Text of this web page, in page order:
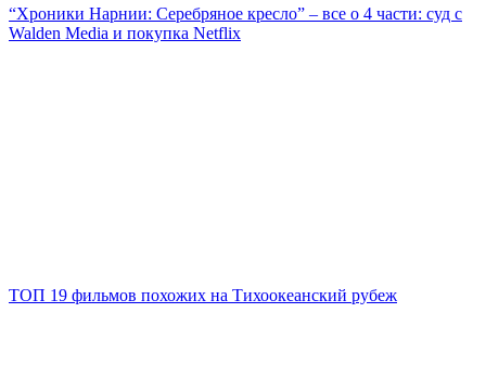
“Хроники Нарнии: Серебряное кресло” – все о 4 части: суд с
Walden Media и покупка Netflix
ТОП 19 фильмов похожих на Тихоокеанский рубеж